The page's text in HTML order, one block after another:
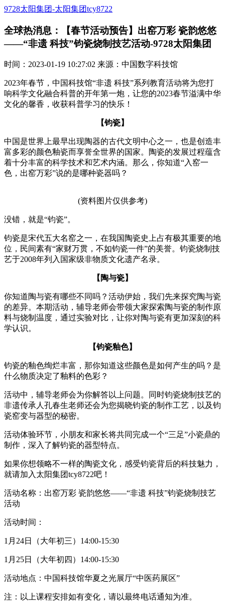
9728太阳集团-太阳集团tcy8722
全球热消息：【春节活动预告】出窑万彩 瓷韵悠悠
——“非遗 科技”钧瓷烧制技艺活动-9728太阳集团
时间：2023-01-19 10:27:02 来源：中国数字科技馆
2023年春节，中国科技馆“非遗 科技”系列教育活动将为您打
响科学文化融合科普的开年第一炮，让您的2023春节溢满中华
文化的馨香，收获科普学习的快乐！
【钧瓷】
中国是世界上最早出现陶器的古代文明中心之一，也是创造丰
富多彩的颜色釉瓷而享誉全世界的国家。陶瓷的发展过程蕴含
着十分丰富的科学技术和艺术内涵。那么，你知道“入窑一
色，出窑万彩”说的是哪种瓷器吗？
(资料图片仅供参考)
没错，就是“钧瓷”。
钧瓷是宋代五大名窑之一，在我国陶瓷史上占有极其重要的地
位，民间素有“家财万贯，不如钧瓷一件”的美誉。钧瓷烧制技
艺于2008年列入国家级非物质文化遗产名录。
【陶与瓷】
你知道陶与瓷有哪些不同吗？活动伊始，我们先来探究陶与瓷
的差异。本期活动，辅导老师会带领大家探索陶与瓷的制作原
料与烧制温度，通过实验对比，让你对陶与瓷有更加深刻的科
学认识。
【钧瓷釉色】
钧瓷的釉色绚烂丰富，那你知道这些颜色是如何产生的吗？是
什么物质决定了釉料的色彩？
活动中，辅导老师会为你解答以上问题。同时钧瓷烧制技艺的
非遗传承人孔春生老师还会为您揭晓钧瓷的制作工艺，以及钧
瓷窑变与器型的秘密。
活动体验环节，小朋友和家长将共同完成一个“三足”小瓷鼎的
制作，深入了解钧瓷的器型特点。
如果你想领略不一样的陶瓷文化，感受钧瓷背后的科技魅力，
就请加入太阳集团tcy8722吧！
活动名称：出窑万彩 瓷韵悠悠——“非遗 科技”钧瓷烧制技艺
活动
活动时间：
1月24日（大年初三）14:00-15:30
1月25日（大年初四）14:00-15:30
活动地点：中国科技馆华夏之光展厅“中医药展区”
注：以上课程安排如有变化，请以最终电话通知为准。